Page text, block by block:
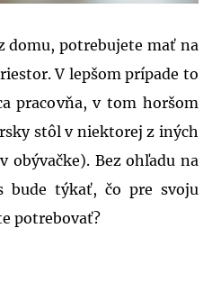
domu, potrebujete mať na
V lepšom prípade to
pracovňa, v tom horšom
stôl v niektorej z iných
obývačke). Bez ohľadu na
bude týkať, čo pre svoju
potrebovať?